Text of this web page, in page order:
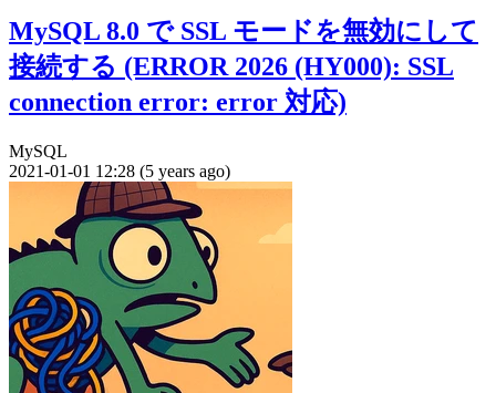
MySQL 8.0 で SSL モードを無効にして
接続する (ERROR 2026 (HY000): SSL
connection error: error 対応)
MySQL
2021-01-01 12:28 (5 years ago)